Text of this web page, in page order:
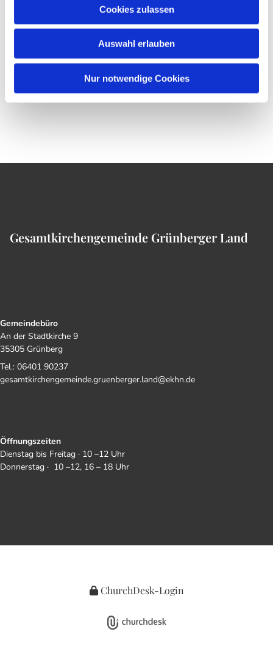
Cookies zulassen
Auswahl erlauben
Nur notwendige Cookies
Gesamtkirchengemeinde Grünberger Land
Gemeindebüro
An der Stadtkirche 9
35305 Grünberg
Tel.: 06401 90237
gesamtkirchengemeinde.gruenberger.land@ekhn.de
Öffnungszeiten
Dienstag bis Freitag · 10 –12 Uhr
Donnerstag · 10 –12, 16 – 18 Uhr
ChurchDesk-Login